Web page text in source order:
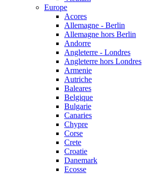
Europe
Acores
Allemagne - Berlin
Allemagne hors Berlin
Andorre
Angleterre - Londres
Angleterre hors Londres
Armenie
Autriche
Baleares
Belgique
Bulgarie
Canaries
Chypre
Corse
Crete
Croatie
Danemark
Ecosse